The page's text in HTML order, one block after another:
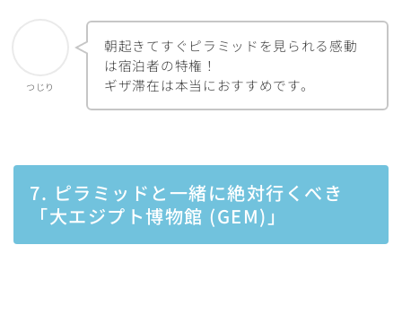
つじり
朝起きてすぐピラミッドを見られる感動
は宿泊者の特権！
ギザ滞在は本当におすすめです。
7. ピラミッドと一緒に絶対行くべき
「大エジプト博物館 (GEM)」